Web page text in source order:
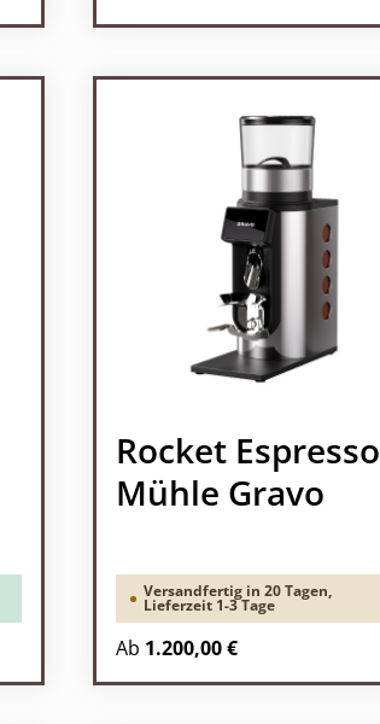
Rocket Espresso
Mühle Gravo
Versandfertig in 20 Tagen,
Lieferzeit 1-3 Tage
Regulärer Preis:
Ab 1.200,00 €